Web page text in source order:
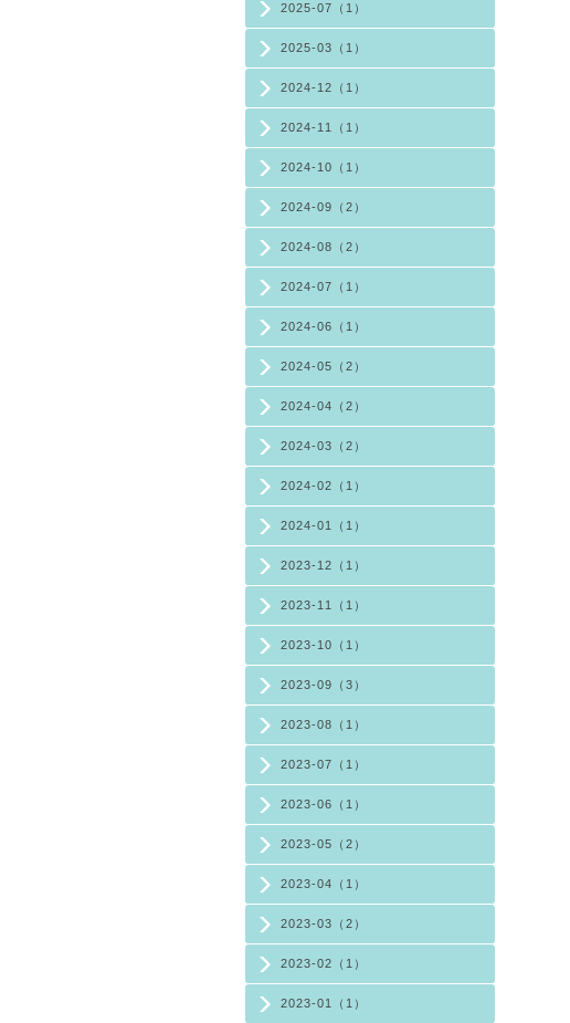
2025-07（1）
2025-03（1）
2024-12（1）
2024-11（1）
2024-10（1）
2024-09（2）
2024-08（2）
2024-07（1）
2024-06（1）
2024-05（2）
2024-04（2）
2024-03（2）
2024-02（1）
2024-01（1）
2023-12（1）
2023-11（1）
2023-10（1）
2023-09（3）
2023-08（1）
2023-07（1）
2023-06（1）
2023-05（2）
2023-04（1）
2023-03（2）
2023-02（1）
2023-01（1）